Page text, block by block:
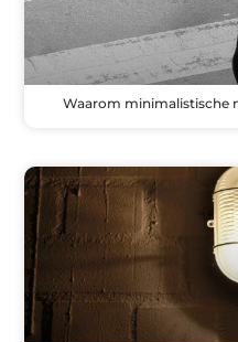
Waarom minimalistische